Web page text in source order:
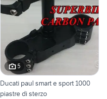
5
Ducati paul smart e sport 1000
piastre di sterzo